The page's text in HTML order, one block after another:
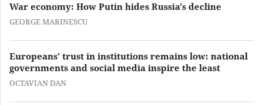
War economy: How Putin hides Russia's decline
GEORGE MARINESCU
Europeans' trust in institutions remains low: national
governments and social media inspire the least
OCTAVIAN DAN